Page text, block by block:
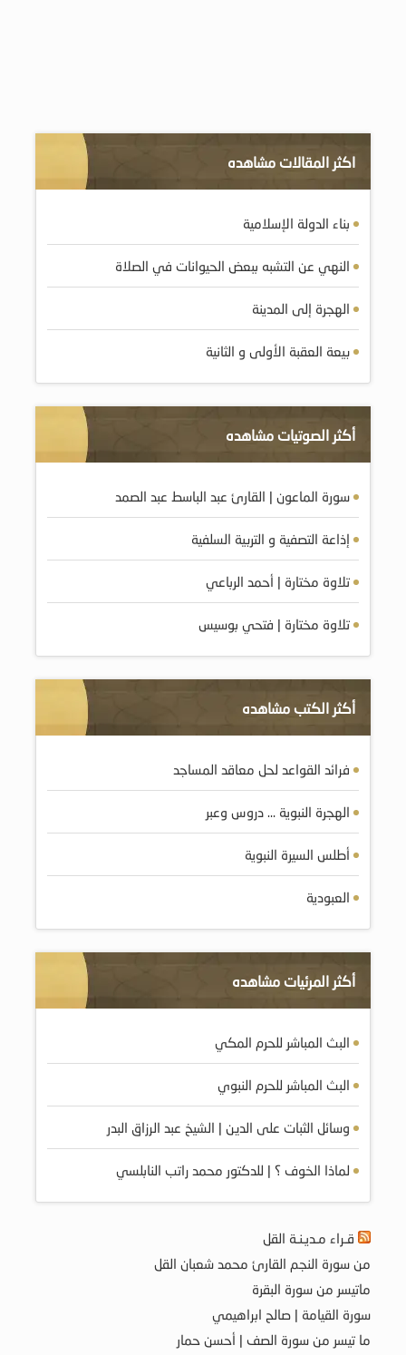
اكثر المقالات مشاهده
بناء الدولة الإسلامية
النهي عن التشبه ببعض الحيوانات في الصلاة
الهجرة إلى المدينة
بيعة العقبة الأولى و الثانية
أكثر الصوتيات مشاهده
سورة الماعون | القارئ عبد الباسط عبد الصمد
إذاعة التصفية و التربية السلفية
تلاوة مختارة | أحمد الرباعي
تلاوة مختارة | فتحي بوسيس
أكثر الكتب مشاهده
فرائد القواعد لحل معاقد المساجد
الهجرة النبوية … دروس وعبر
أطلس السيرة النبوية
العبودية
أكثر المرئيات مشاهده
البث المباشر للحرم المكي
البث المباشر للحرم النبوي
وسائل الثبات على الدين | الشيخ عبد الرزاق البدر
لماذا الخوف ؟ | للدكتور محمد راتب النابلسي
قـراء مـديـنـة القل
من سورة النجم القارئ محمد شعبان القل
ماتيسر من سورة البقرة
سورة القيامة | صالح ابراهيمي
ما تيسر من سورة الصف | أحسن حمار